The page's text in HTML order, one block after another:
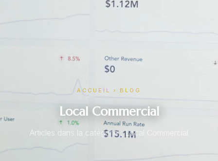
ACCUEIL › BLOG
Local Commercial
Articles dans la catégorie : Local Commercial